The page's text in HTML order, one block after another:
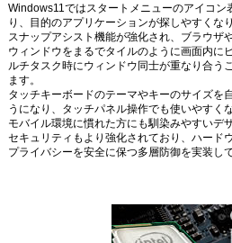
Windows11ではスタートメニューのアイコン
り、目的のアプリケーションが探しやすくな
スナップアシスト機能が強化され、ブラウザ
ウィンドウをまるでタイルのように画面内に
ルチタスク時にウィンドウ同士が重なり合う
ます。
タッチキーボードのテーマやキーのサイズを
うになり、タッチパネル操作でも使いやすく
モバイル環境に慣れた方にも馴染みやすいデ
セキュリティもより強化されており、ハード
プライバシーを安全に保つ多層防御を実装し